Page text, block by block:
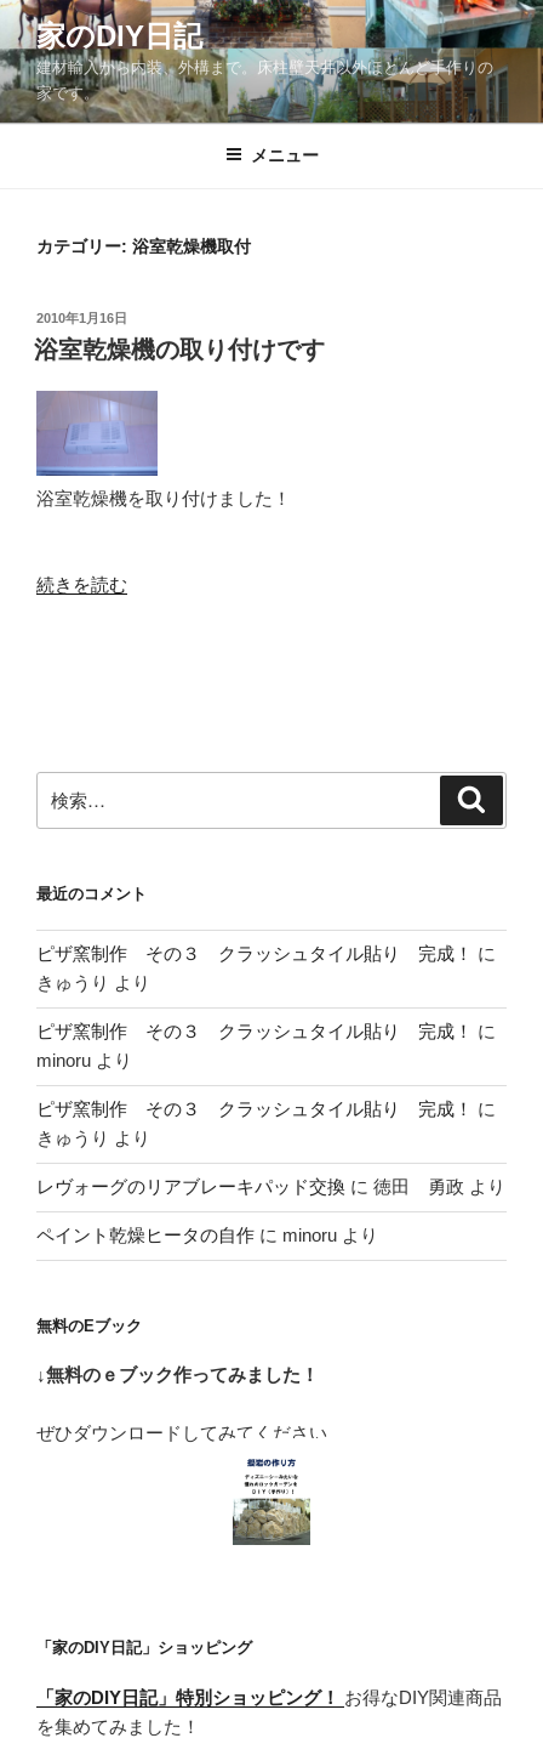
コ
テ
ン
ツ
家のDIY日記
建材輸入から内装、外構まで。床柱壁天井以外ほとんど手作りの
家です。
メニュー
カテゴリー: 浴室乾燥機取付
投
稿
日:
2010年1月16日
浴室乾燥機の取り付けです
浴室乾燥機を取り付けました！
“浴
す”
の
続きを読む
索:
最近のコメント
ピザ窯制作 その３ クラッシュタイル貼り 完成！
に
きゅうり より
ピザ窯制作 その３ クラッシュタイル貼り 完成！
に
minoru より
ピザ窯制作 その３ クラッシュタイル貼り 完成！
に
きゅうり より
レヴォーグのリアブレーキパッド交換 に 徳田 勇政 より
ペイント乾燥ヒータの自作 に minoru より
無料のEブック
↓無料のｅブック作ってみました！
ぜひダウンロードしてみてください
「家のDIY日記」ショッピング
「家のDIY日記」特別ショッピング！ お得なDIY関連商品
を集めてみました！